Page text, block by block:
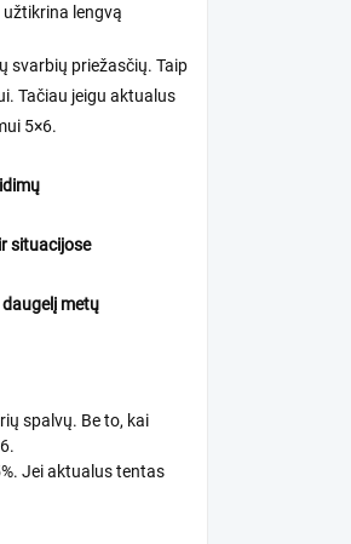
lengvą
svarbių priežasčių. Taip
Tačiau jeigu aktualus
5×6.
situacijose
metų
spalvų. Be to, kai
Jei aktualus tentas